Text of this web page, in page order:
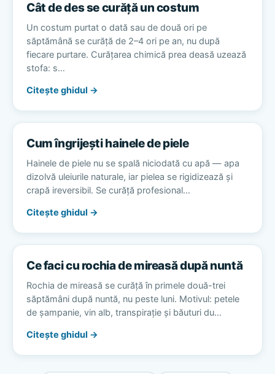
Cât de des se curăță un costum
Un costum purtat o dată sau de două ori pe
săptămână se curăță de 2–4 ori pe an, nu după
fiecare purtare. Curățarea chimică prea deasă uzează
stofa: s…
Citește ghidul →
Cum îngrijești hainele de piele
Hainele de piele nu se spală niciodată cu apă — apa
dizolvă uleiurile naturale, iar pielea se rigidizează și
crapă ireversibil. Se curăță profesional…
Citește ghidul →
Ce faci cu rochia de mireasă după nuntă
Rochia de mireasă se curăță în primele două-trei
săptămâni după nuntă, nu peste luni. Motivul: petele
de șampanie, vin alb, transpirație și băuturi du…
Citește ghidul →